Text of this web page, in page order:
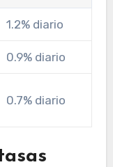
1.2% diario
0.9% diario
0.7% diario